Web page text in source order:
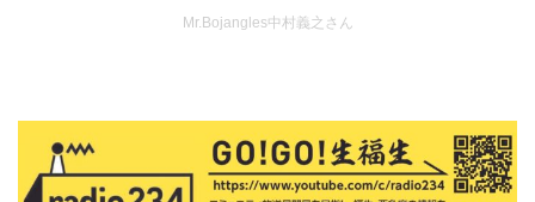
Mr.Bojangles中村義之さん